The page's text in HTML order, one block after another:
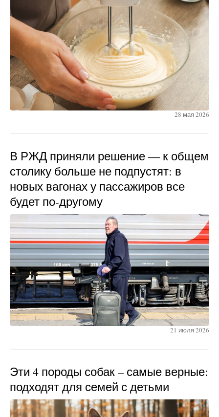
28 мая 2026
В РЖД приняли решение — к общем
столику больше не подпустят: в
новых вагонах у пассажиров все
будет по-другому
21 июля 2026
Эти 4 породы собак – самые верные:
подходят для семей с детьми